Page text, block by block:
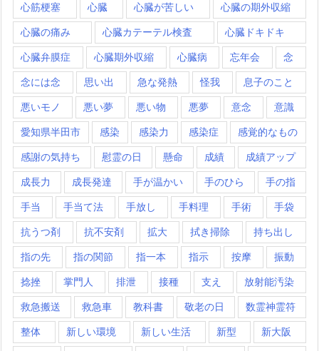
心筋梗塞 心臓 心臓が苦しい 心臓の期外収縮
心臓の痛み 心臓カテーテル検査 心臓ドキドキ
心臓弁膜症 心臓期外収縮 心臓病 忘年会 念
念には念 思い出 急な発熱 怪我 息子のこと
悪いモノ 悪い夢 悪い物 悪夢 意念 意識
愛知県半田市 感染 感染力 感染症 感覚的なもの
感謝の気持ち 慰霊の日 懸命 成績 成績アップ
成長力 成長発達 手が温かい 手のひら 手の指
手当 手当て法 手放し 手料理 手術 手袋
抗うつ剤 抗不安剤 拡大 拭き掃除 持ち出し
指の先 指の関節 指一本 指示 按摩 振動
捻挫 掌門人 排泄 接種 支え 放射能汚染
救急搬送 救急車 教科書 敬老の日 数霊神霊符
整体 新しい環境 新しい生活 新型 新大阪